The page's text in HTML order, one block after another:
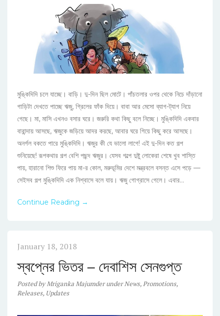
মুঙ্কিদিদি চলে যাচ্ছে। বাড়ি। দু-দিন ছিল মোটে। পাঁচতলার ওপর থেকে নিচে দাঁড়ানো
গাড়িটা দেখতে পাচ্ছে ঋজু, গ্রিলের ফাঁক দিয়ে। বাবা আর মেসো ব্যাগ-ট্যাগ নিয়ে
গেছে। মা, মাসি এখনও বসার ঘরে। জরুরি কথা কিছু বলে নিচ্ছে। মুঙ্কিদিদি একবার
বারান্দায় আসছে, ঋজুকে জড়িয়ে আদর করছে, আবার ঘরে গিয়ে কিছু করে আসছে।
অনর্গল বকতে পারে মুঙ্কিদিদি। ঋজুর কী যে ভালো লাগে! এই দু-দিন কত গল্প
শুনিয়েছে! রূপকথার গল্প বেশি পছন্দ ঋজুর। যেসব গল্পে দুষ্টু লোকেরা শেষে খুব শাস্তি
পায়, হারানো শিশু ফিরে পায় মা-র কোল, মরুভূমির দেশে মন্ত্রবলে বসন্ত এসে পড়ে —
সেইসব গল্প মুঙ্কিদিদি এক নিশ্বাসে বলে যায়। ঋজু গোগ্রাসে গেলে। এবার...
Continue Reading →
January 18, 2018
স্বপ্নের ভিতর – দেবাশিস সেনগুপ্ত
PostedbyMriganka Majumder underNews,Promotions,
Releases, Updates